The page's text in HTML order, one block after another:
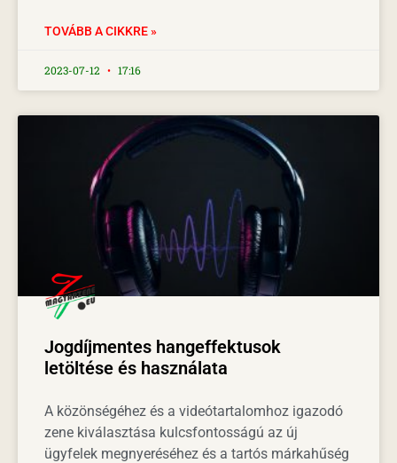
TOVÁBB A CIKKRE »
2023-07-12 17:16
Jogdíjmentes hangeffektusok
letöltése és használata
A közönségéhez és a videótartalomhoz igazodó
zene kiválasztása kulcsfontosságú az új
ügyfelek megnyeréséhez és a tartós márkahűség